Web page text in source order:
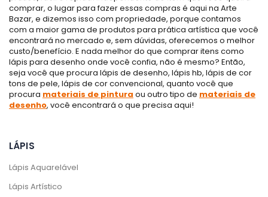
comprar, o lugar para fazer essas compras é aqui na Arte
Bazar, e dizemos isso com propriedade, porque contamos
com a maior gama de produtos para prática artística que você
encontrará no mercado e, sem dúvidas, oferecemos o melhor
custo/benefício. E nada melhor do que comprar itens como
lápis para desenho onde você confia, não é mesmo? Então,
seja você que procura lápis de desenho, lápis hb, lápis de cor
tons de pele, lápis de cor convencional, quanto você que
procura materiais de pintura ou outro tipo de materiais de
desenho, você encontrará o que precisa aqui!
LÁPIS
Lápis Aquarelável
Lápis Artístico